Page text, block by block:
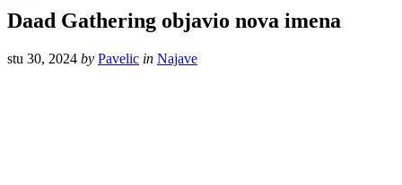
Daad Gathering objavio nova imena
stu 30, 2024 by Pavelic in Najave